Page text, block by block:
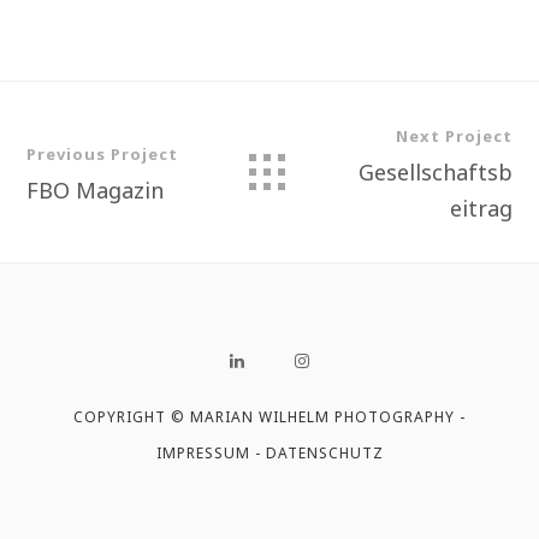
Previous Project
FBO Magazin
Next Project
Gesellschaftsb
eitrag
COPYRIGHT © MARIAN WILHELM PHOTOGRAPHY -
IMPRESSUM - DATENSCHUTZ